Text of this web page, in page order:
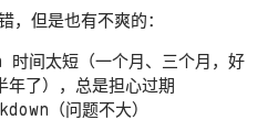
，但是也有不爽的：
间太短（一个月、三个月，好
年了），总是担心过期
（问题不大）